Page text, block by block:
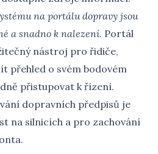
na portálu dopravy jsou
a snadno k nalezení. Portál
nástroj pro řidiče,
přehled o svém bodovém
přistupovat k řízení.
dopravních předpisů je
na silnicích a pro zachování